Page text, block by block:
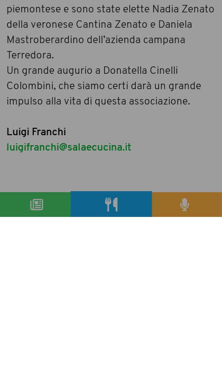
piemontese e sono state elette Nadia Zenato
della veronese Cantina Zenato e Daniela
Mastroberardino dell’azienda campana
Terredora.
Un grande augurio a Donatella Cinelli
Colombini, che siamo certi darà un grande
impulso alla vita di questa associazione.
Luigi Franchi
luigifranchi@salaecucina.it